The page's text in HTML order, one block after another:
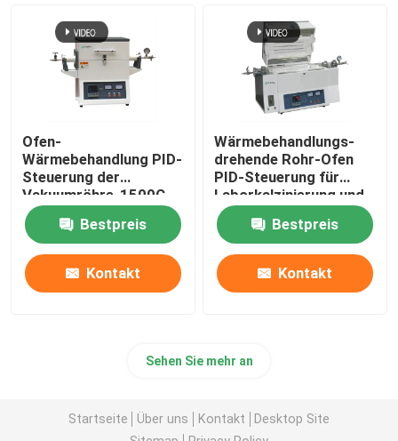
Ofen-
Wärmebehandlung PID-
Steuerung der
Vakuumröhre-1500C
Bestpreis
Kontakt
Wärmebehandlungs-
drehende Rohr-Ofen
PID-Steuerung für
Laborkalzinierung und -
trockner
Bestpreis
Kontakt
Sehen Sie mehr an
Startseite Über uns Kontakt
Desktop Site